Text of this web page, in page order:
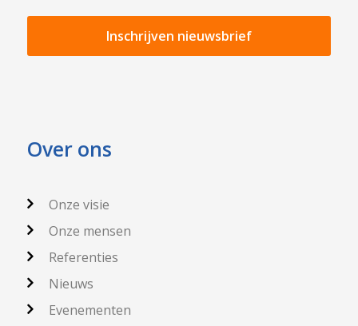
Over ons
Onze visie
Onze mensen
Referenties
Nieuws
Evenementen